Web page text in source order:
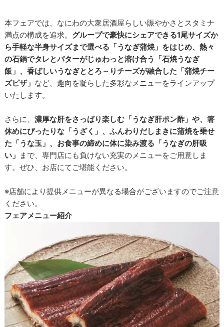
本フェアでは、なにわの大衆居酒屋らしい賑やかさとスタミナ
満点の構成を追求。 グループで豪快にシェアできる1尾サイズか
ら手軽な半身サイズまで選べる「うなぎ蒲焼」をはじめ、熱々
の石鍋でタレとバターがじゅわっと溶け合う「石焼うなぎ
飯」、香ばしいうなぎととろ～りチーズが融合した「蒲焼チー
ズピザ」 など、趣向を凝らした多彩なメニューをラインアップ
いたします。
さらに、濃厚な肝をさっぱり楽しむ「うなぎ肝ポン酢」や、箸
休めにぴったりな「うざく」、ふんわりだしまきに蒲焼を乗せ
た「うな玉」、お食事の締めに体に染み渡る「うなぎの肝吸
い」 まで、専門店にも負けない充実のメニューをご用意しま
す。ぜひ、お店にてご堪能ください。
※店舗により提供メニューが異なる場合がございますのでご注意
ください。
フェアメニュー紹介